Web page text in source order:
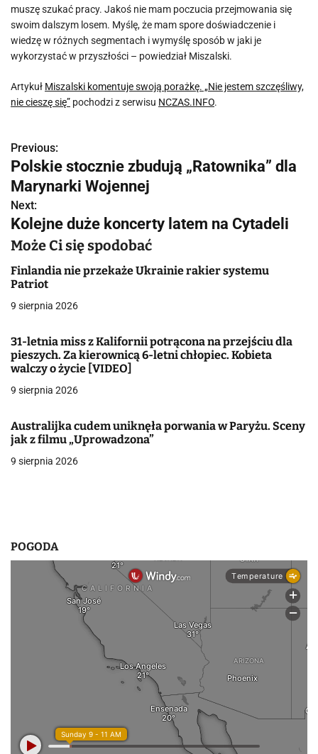
muszę szukać pracy. Jakoś nie mam poczucia przejmowania się
swoim dalszym losem. Myślę, że mam spore doświadczenie i
wiedzę w różnych segmentach i wymyślę sposób w jaki je
wykorzystać w przyszłości – powiedział Miszalski.
Artykuł Miszalski komentuje swoją porażkę. „Nie jestem szczęśliwy,
nie cieszę się” pochodzi z serwisu NCZAS.INFO.
N
a
w
i
a
c
j
a
w
p
i
Previous:
Polskie stocznie zbudują „Ratownika” dla
Marynarki Wojennej
Next:
Kolejne duże koncerty latem na Cytadeli
Może Ci się spodobać
Finlandia nie przekaże Ukrainie rakier systemu
Patriot
9 sierpnia 2026
31-letnia miss z Kalifornii potrącona na przejściu dla
pieszych. Za kierownicą 6-letni chłopiec. Kobieta
walczy o życie [VIDEO]
9 sierpnia 2026
Australijka cudem uniknęła porwania w Paryżu. Sceny
jak z filmu „Uprowadzona”
9 sierpnia 2026
POGODA